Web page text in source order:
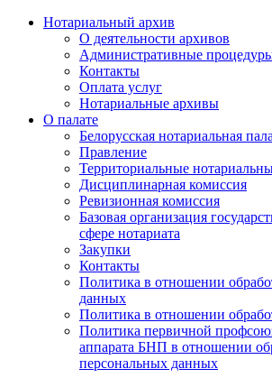
Нотариальный архив
О деятельности архивов
Административные
Контакты
Оплата услуг
Нотариальные архивы
О палате
Белорусская нотариальная
Правление
Территориальные
Дисциплинарная комиссия
Ревизионная комиссия
Базовая организация
сфере нотариата
Закупки
Контакты
Политика в отношении
данных
Политика в отношении
Политика первичной
аппарата БНП в отношении
персональных данных